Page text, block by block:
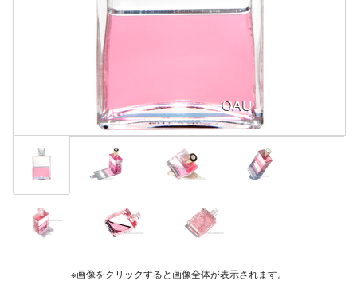
※画像をクリックすると画像全体が表示されます。